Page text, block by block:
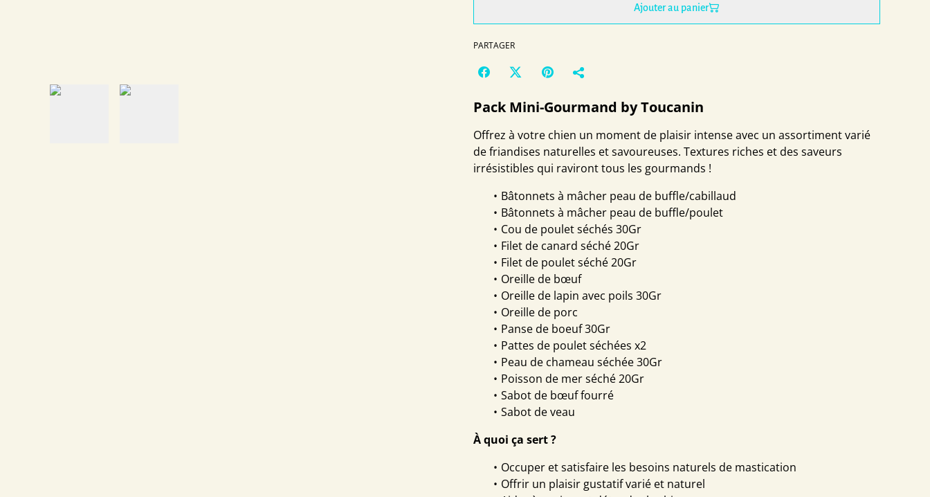
Ajouter au panier
PARTAGER
Pack Mini-Gourmand by Toucanin
Offrez à votre chien un moment de plaisir intense avec un assortiment varié
de friandises naturelles et savoureuses. Textures riches et des saveurs
irrésistibles qui raviront tous les gourmands !
Bâtonnets à mâcher peau de buffle/cabillaud
Bâtonnets à mâcher peau de buffle/poulet
Cou de poulet séchés 30Gr
Filet de canard séché 20Gr
Filet de poulet séché 20Gr
Oreille de bœuf
Oreille de lapin avec poils 30Gr
Oreille de porc
Panse de boeuf 30Gr
Pattes de poulet séchées x2
Peau de chameau séchée 30Gr
Poisson de mer séché 20Gr
Sabot de bœuf fourré
Sabot de veau
À quoi ça sert ?
Occuper et satisfaire les besoins naturels de mastication
Offrir un plaisir gustatif varié et naturel